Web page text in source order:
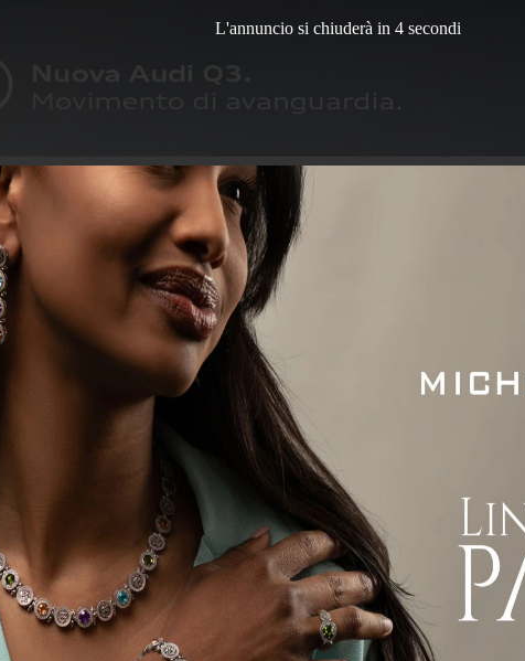
Attualità Economia Sport Servizi
L'annuncio si chiuderà in 3 secondi